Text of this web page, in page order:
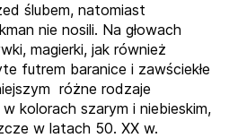
ślubem, natomiast
nie nosili. Na głowach
magierki, jak również
futrem baranice i zawściekłe
różne rodzaje
kolorach szarym i niebieskim,
w latach 50. XX w.